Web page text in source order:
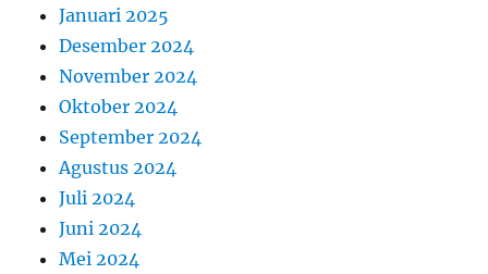
Januari 2025
Desember 2024
November 2024
Oktober 2024
September 2024
Agustus 2024
Juli 2024
Juni 2024
Mei 2024